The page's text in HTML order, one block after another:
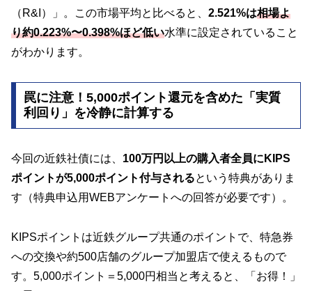
（R&I）」。この市場平均と比べると、 2.521%は相場よ
り約0.223%〜0.398%ほど低い水準に設定されていること
がわかります。
罠に注意！5,000ポイント還元を含めた「実質
利回り」を冷静に計算する
今回の近鉄社債には、 100万円以上の購入者全員にKIPS
ポイントが5,000ポイント付与されるという特典がありま
す（特典申込用WEBアンケートへの回答が必要です）。
KIPSポイントは近鉄グループ共通のポイントで、特急券
への交換や約500店舗のグループ加盟店で使えるもので
す。5,000ポイント＝5,000円相当と考えると、「お得！」